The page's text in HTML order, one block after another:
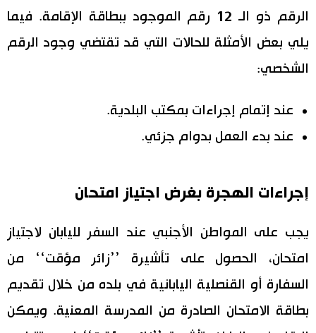
الرقم ذو الـ 12 رقم الموجود ببطاقة الإقامة. فيما
يلي بعض الأمثلة للحالات التي قد تقتضي وجود الرقم
الشخصي:
عند إتمام إجراءات بمكتب البلدية.
عند بدء العمل بدوام جزئي.
إجراءات الهجرة بغرض اجتياز امتحان
يجب على المواطن الأجنبي عند السفر لليابان لاجتياز
امتحان، الحصول على تأشيرة ’’زائر مؤقت‘‘ من
السفارة أو القنصلية اليابانية في بلده من خلال تقديم
بطاقة الامتحان الصادرة من المدرسة المعنية. ويمكن